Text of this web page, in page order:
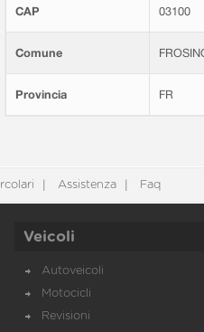
CAP 03100
Comune
Provincia FR
Assistenza Faq
Veicoli
Autoveicoli
Motocicli
Revisioni